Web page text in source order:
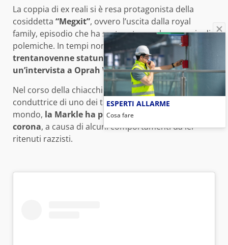
La coppia di ex reali si è resa protagonista della
cosiddetta “Megxit”, ovvero l’uscita dalla royal
family, episodio che ha scatenato una lunga serie di
polemiche. In tempi non sospetti invece,la
trentanovenne statunitense ha rilasciato
un’intervista a Oprah Winfreyinsieme al marito.
Nel corso della chiacchierata con la celebre
conduttrice di uno dei talk show più famosi al
mondo, la Markle ha puntato il dito contro la
corona, a causa di alcuni comportamenti da lei
ritenuti razzisti.
ESPERTI ALLARME
Cosa fare